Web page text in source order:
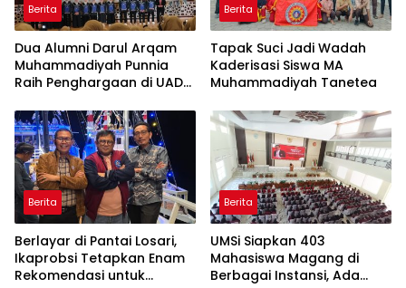
Berita
Dua Alumni Darul Arqam
Muhammadiyah Punnia
Raih Penghargaan di UAD
Berita
Tapak Suci Jadi Wadah
Kaderisasi Siswa MA
Muhammadiyah Tanetea
Berita
Berlayar di Pantai Losari,
Ikaprobsi Tetapkan Enam
Rekomendasi untuk
Berita
UMSi Siapkan 403
Mahasiswa Magang di
Berbagai Instansi, Ada